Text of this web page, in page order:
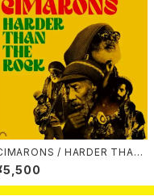
/ HARDER THAN